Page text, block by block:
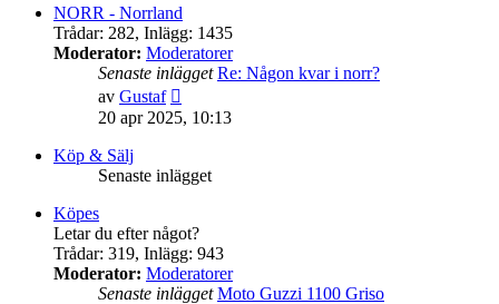
inlägget
NORR - Norrland
Trådar: 282, Inlägg: 1435
Moderator: Moderatorer
Senaste inlägget Re: Någon kvar i norr?
av Gustaf
till
det
inlägget
20 apr 2025, 10:13
Köp & Sälj
Senaste inlägget
Köpes
Letar du efter något?
Trådar: 319, Inlägg: 943
Moderator: Moderatorer
Senaste inlägget Moto Guzzi 1100 Griso